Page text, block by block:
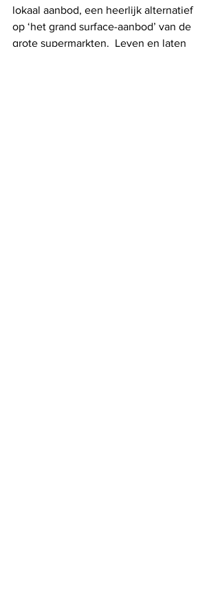
lokaal aanbod, een heerlijk alternatief
op ‘het grand surface-aanbod’ van de
grote supermarkten.  Leven en laten